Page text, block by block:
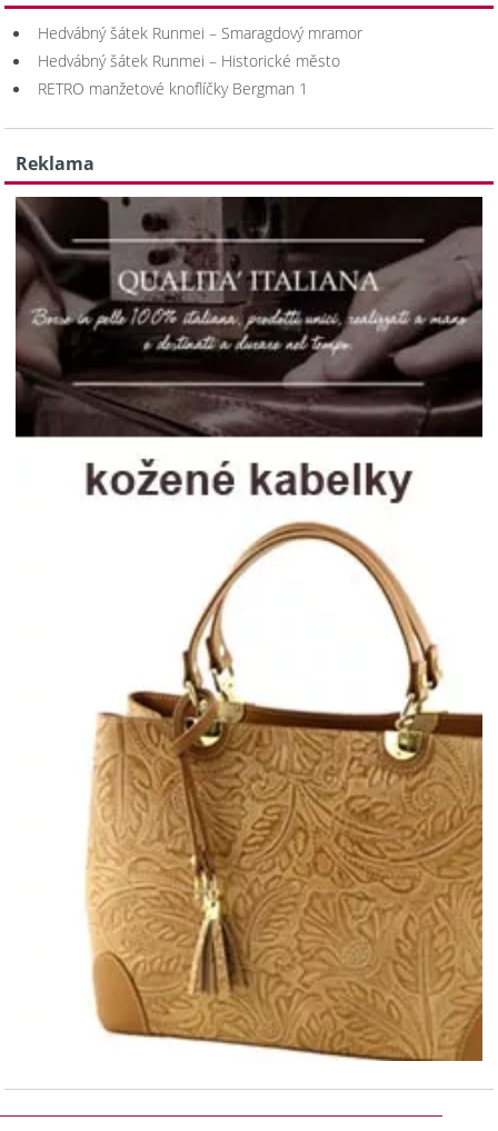
Hedvábný šátek Runmei – Smaragdový mramor
Hedvábný šátek Runmei – Historické město
RETRO manžetové knoflíčky Bergman 1
Reklama